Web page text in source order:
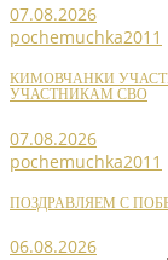
07.08.2026
pochemuchka2011
КИМОВЧАНКИ
УЧАСТНИКАМ СВО
07.08.2026
pochemuchka2011
ПОЗДРАВЛЯЕМ С
06.08.2026